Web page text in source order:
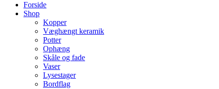
Forside
Shop
Kopper
Væghængt keramik
Potter
Ophæng
Skåle og fade
Vaser
Lysestager
Bordflag